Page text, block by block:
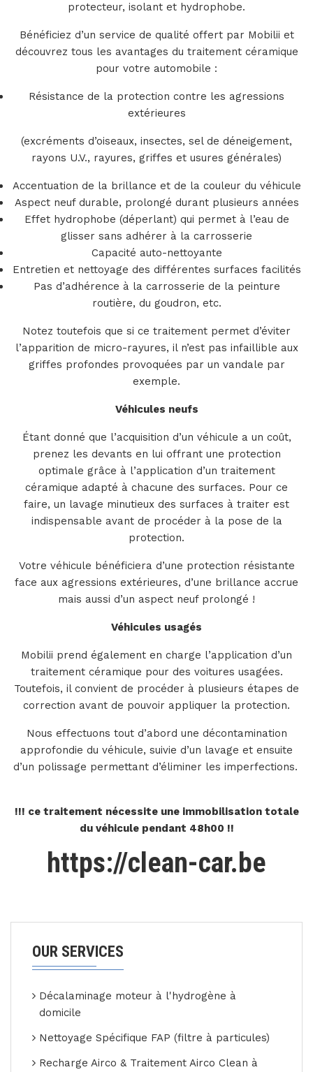
protecteur, isolant et hydrophobe.
Bénéficiez d’un service de qualité offert par Mobilii et
découvrez tous les avantages du traitement céramique
pour votre automobile :
Résistance de la protection contre les agressions
extérieures
(excréments d’oiseaux, insectes, sel de déneigement,
rayons U.V., rayures, griffes et usures générales)
Accentuation de la brillance et de la couleur du véhicule
Aspect neuf durable, prolongé durant plusieurs années
Effet hydrophobe (déperlant) qui permet à l’eau de
glisser sans adhérer à la carrosserie
Capacité auto-nettoyante
Entretien et nettoyage des différentes surfaces facilités
Pas d’adhérence à la carrosserie de la peinture
routière, du goudron, etc.
Notez toutefois que si ce traitement permet d’éviter
l’apparition de micro-rayures, il n’est pas infaillible aux
griffes profondes provoquées par un vandale par
exemple.
Véhicules neufs
Étant donné que l’acquisition d’un véhicule a un coût,
prenez les devants en lui offrant une protection
optimale grâce à l’application d’un traitement
céramique adapté à chacune des surfaces. Pour ce
faire, un lavage minutieux des surfaces à traiter est
indispensable avant de procéder à la pose de la
protection.
Votre véhicule bénéficiera d’une protection résistante
face aux agressions extérieures, d’une brillance accrue
mais aussi d’un aspect neuf prolongé !
Véhicules usagés
Mobilii prend également en charge l’application d’un
traitement céramique pour des voitures usagées.
Toutefois, il convient de procéder à plusieurs étapes de
correction avant de pouvoir appliquer la protection.
Nous effectuons tout d’abord une décontamination
approfondie du véhicule, suivie d’un lavage et ensuite
d’un polissage permettant d’éliminer les imperfections.
!!! ce traitement nécessite une immobilisation totale
du véhicule pendant 48h00 !!
https://clean-car.be
OUR SERVICES
Décalaminage moteur à l'hydrogène à
domicile
Nettoyage Spécifique FAP (filtre à particules)
Recharge Airco & Traitement Airco Clean à